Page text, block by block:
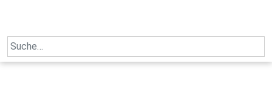
Search
for: